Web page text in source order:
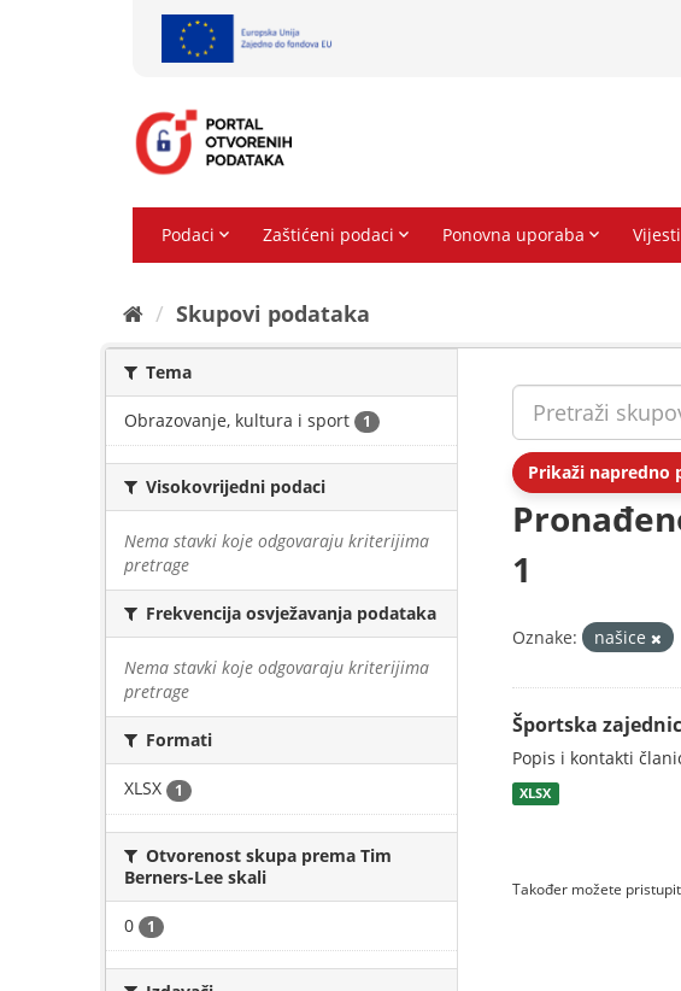
Skupovi podаtаkа
Tema
Obrazovanje, kultura i sport 1
Visokovrijedni podaci
Nema stavki koje odgovaraju kriterijima
pretrage
Frekvencija osvježavanja podataka
Nema stavki koje odgovaraju kriterijima
pretrage
Formati
XLSX 1
Otvorenost skupa prema Tim
Berners-Lee skali
0 1
Prikaži napredno
1
Oznake: našice
Športska
Popis i kontakti
XLSX
Također možete